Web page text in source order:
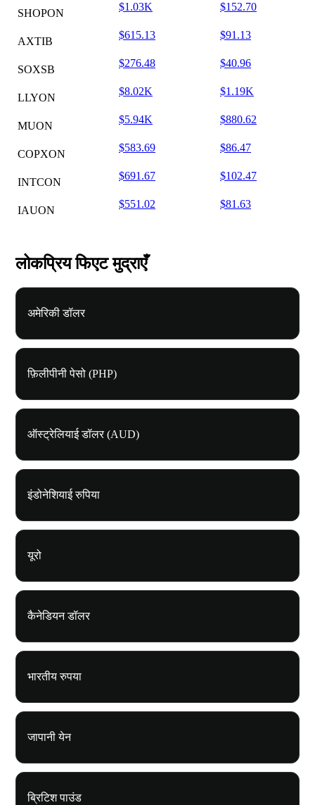
SHOPON
$1.03K $152.70
AXTIB
$615.13 $91.13
SOXSB
$276.48 $40.96
LLYON
$8.02K $1.19K
MUON
$5.94K $880.62
COPXON
$583.69 $86.47
INTCON
$691.67 $102.47
IAUON
$551.02 $81.63
लोकप्रिय फिएट मुद्राएँ
अमेरिकी डॉलर
फ़िलीपीनी पेसो (PHP)
ऑस्ट्रेलियाई डॉलर (AUD)
इंडोनेशियाई रुपिया
यूरो
कैनेडियन डॉलर
भारतीय रुपया
जापानी येन
ब्रिटिश पाउंड